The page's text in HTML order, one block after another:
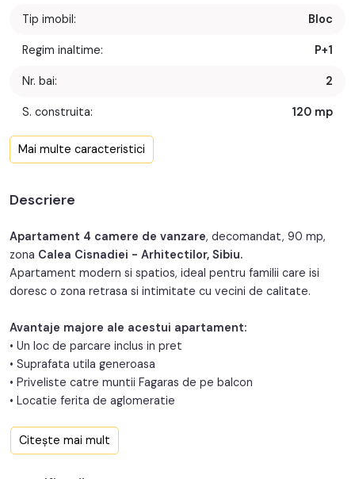
Tip imobil: Bloc
Regim inaltime: P+1
Nr. bai: 2
S. construita: 120 mp
Confort:
Nr. balcoane:
Nr. parcari:
An constructie: 2020
An renovare: 2024
Structura:
Orientare:
Mai multe caracteristici
Descriere
Apartament 4 camere de vanzare, decomandat, 90 mp,
zona Calea Cisnadiei - Arhitectilor, Sibiu.
Apartament modern si spatios, ideal pentru familii care isi
doresc o zona retrasa si intimitate cu vecini de calitate.
Avantaje majore ale acestui apartament:
• Un loc de parcare inclus in pret
• Suprafata utila generoasa
• Priveliste catre muntii Fagaras de pe balcon
• Locatie ferita de aglomeratie
TABOO Imobiliare propune un apartament de vanzare cu 4
camere, decomandat, situat in localitatea Sibiu, zona Calea
Citește mai mult